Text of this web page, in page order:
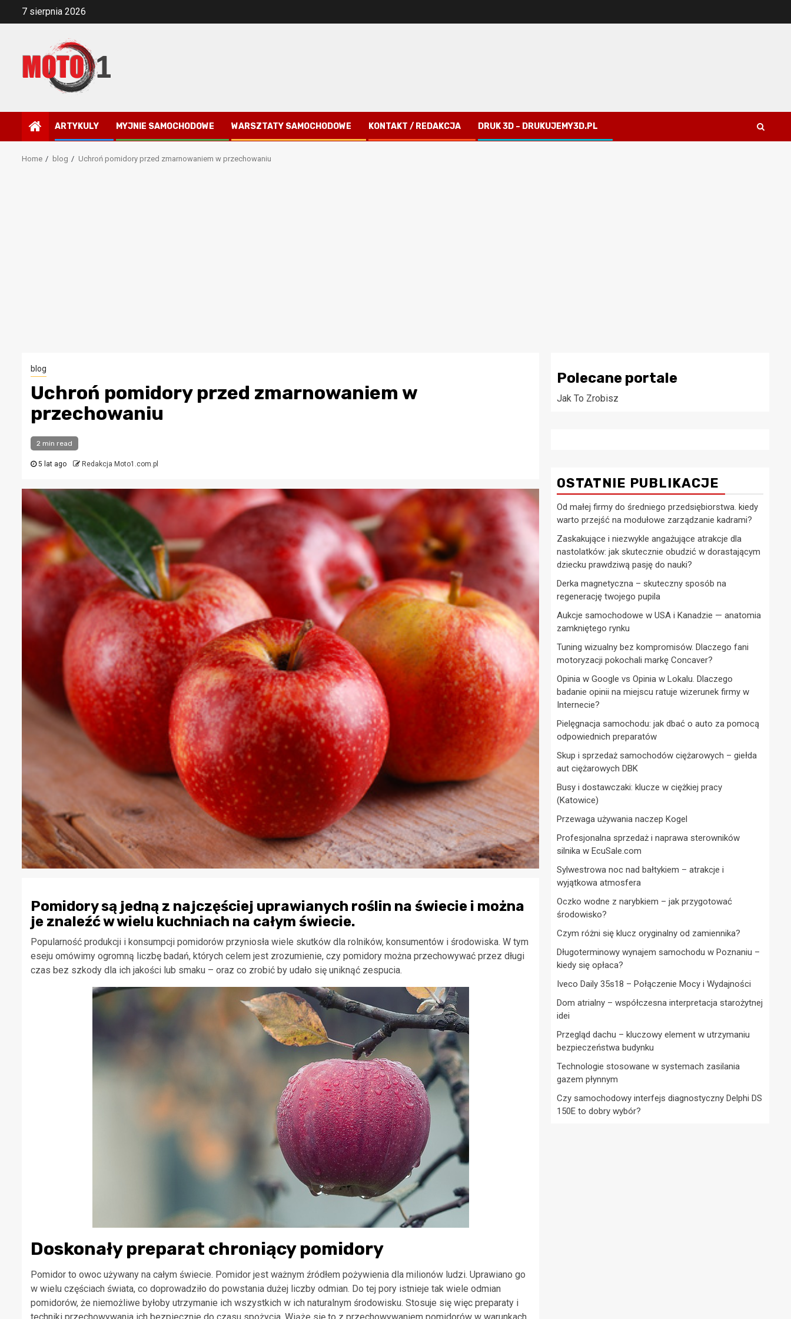
7 sierpnia 2026
ARTYKULY MYJNIE SAMOCHODOWE WARSZTATY SAMOCHODOWE KONTAKT / REDAKCJA DRUK 3D – DRUKUJEMY3D.PL
Home blog Uchroń pomidory przed zmarnowaniem w przechowaniu
blog
Uchroń pomidory przed zmarnowaniem w
przechowaniu
2 min read
5 lat ago Redakcja Moto1.com.pl
Pomidory są jedną z najczęściej uprawianych roślin na świecie i można
je znaleźć w wielu kuchniach na całym świecie.
Popularność produkcji i konsumpcji pomidorów przyniosła wiele skutków dla rolników, konsumentów i środowiska. W tym
eseju omówimy ogromną liczbę badań, których celem jest zrozumienie, czy pomidory można przechowywać przez długi
czas bez szkody dla ich jakości lub smaku – oraz co zrobić by udało się uniknąć zespucia.
Doskonały preparat chroniący pomidory
Pomidor to owoc używany na całym świecie. Pomidor jest ważnym źródłem pożywienia dla milionów ludzi. Uprawiano go
w wielu częściach świata, co doprowadziło do powstania dużej liczby odmian. Do tej pory istnieje tak wiele odmian
pomidorów, że niemożliwe byłoby utrzymanie ich wszystkich w ich naturalnym środowisku. Stosuje się więc preparaty i
techniki przechowywania ich bezpiecznie do czasu spożycia. Wiąże się to z przechowywaniem pomidorów w warunkach
Polecane portale
Jak To Zrobisz
OSTATNIE PUBLIKACJE
Od małej firmy do średniego przedsiębiorstwa. kiedy
warto przejść na modułowe zarządzanie kadrami?
Zaskakujące i niezwykle angażujące atrakcje dla
nastolatków: jak skutecznie obudzić w dorastającym
dziecku prawdziwą pasję do nauki?
Derka magnetyczna – skuteczny sposób na
regenerację twojego pupila
Aukcje samochodowe w USA i Kanadzie — anatomia
zamkniętego rynku
Tuning wizualny bez kompromisów. Dlaczego fani
motoryzacji pokochali markę Concaver?
Opinia w Google vs Opinia w Lokalu. Dlaczego
badanie opinii na miejscu ratuje wizerunek firmy w
Internecie?
Pielęgnacja samochodu: jak dbać o auto za pomocą
odpowiednich preparatów
Skup i sprzedaż samochodów ciężarowych – giełda
aut ciężarowych DBK
Busy i dostawczaki: klucze w ciężkiej pracy
(Katowice)
Przewaga używania naczep Kogel
Profesjonalna sprzedaż i naprawa sterowników
silnika w EcuSale.com
Sylwestrowa noc nad bałtykiem – atrakcje i
wyjątkowa atmosfera
Oczko wodne z narybkiem – jak przygotować
środowisko?
Czym różni się klucz oryginalny od zamiennika?
Długoterminowy wynajem samochodu w Poznaniu –
kiedy się opłaca?
Iveco Daily 35s18 – Połączenie Mocy i Wydajności
Dom atrialny – współczesna interpretacja starożytnej
idei
Przegląd dachu – kluczowy element w utrzymaniu
bezpieczeństwa budynku
Technologie stosowane w systemach zasilania
gazem płynnym
Czy samochodowy interfejs diagnostyczny Delphi DS
150E to dobry wybór?